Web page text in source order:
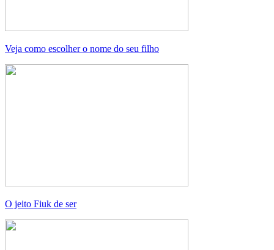
Veja como escolher o nome do seu filho
O jeito Fiuk de ser